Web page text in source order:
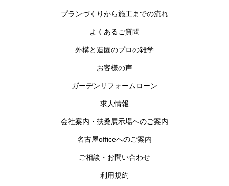
プランづくりから施工までの流れ
よくあるご質問
外構と造園のプロの雑学
お客様の声
ガーデンリフォームローン
求人情報
会社案内・扶桑展示場へのご案内
名古屋officeへのご案内
ご相談・お問い合わせ
利用規約